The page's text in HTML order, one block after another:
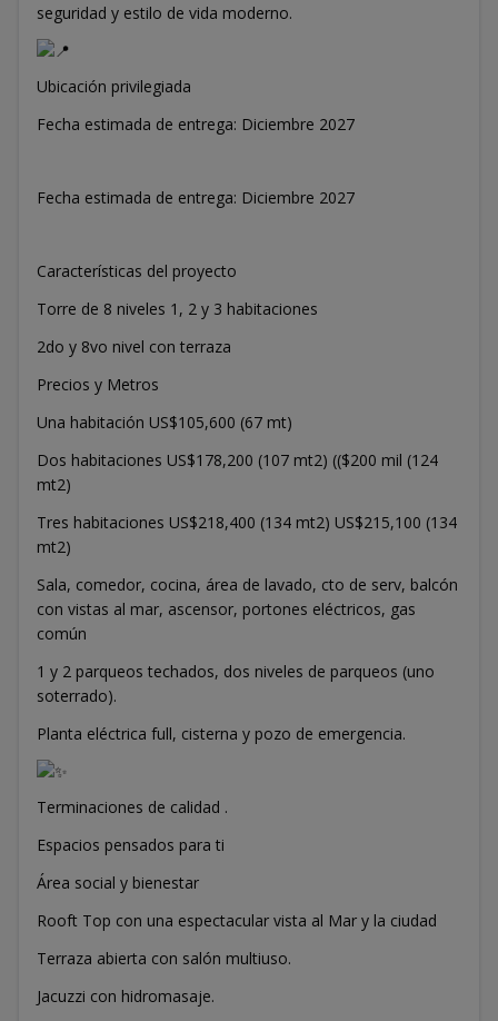
seguridad y estilo de vida moderno.
Ubicación privilegiada
Fecha estimada de entrega: Diciembre 2027
Fecha estimada de entrega: Diciembre 2027
Características del proyecto
Torre de 8 niveles 1, 2 y 3 habitaciones
2do y 8vo nivel con terraza
Precios y Metros
Una habitación US$105,600 (67 mt)
Dos habitaciones US$178,200 (107 mt2) (($200 mil (124
mt2)
Tres habitaciones US$218,400 (134 mt2) US$215,100 (134
mt2)
Sala, comedor, cocina, área de lavado, cto de serv, balcón
con vistas al mar, ascensor, portones eléctricos, gas
común
1 y 2 parqueos techados, dos niveles de parqueos (uno
soterrado).
Planta eléctrica full, cisterna y pozo de emergencia.
Terminaciones de calidad .
Espacios pensados para ti
Área social y bienestar
Rooft Top con una espectacular vista al Mar y la ciudad
Terraza abierta con salón multiuso.
Jacuzzi con hidromasaje.